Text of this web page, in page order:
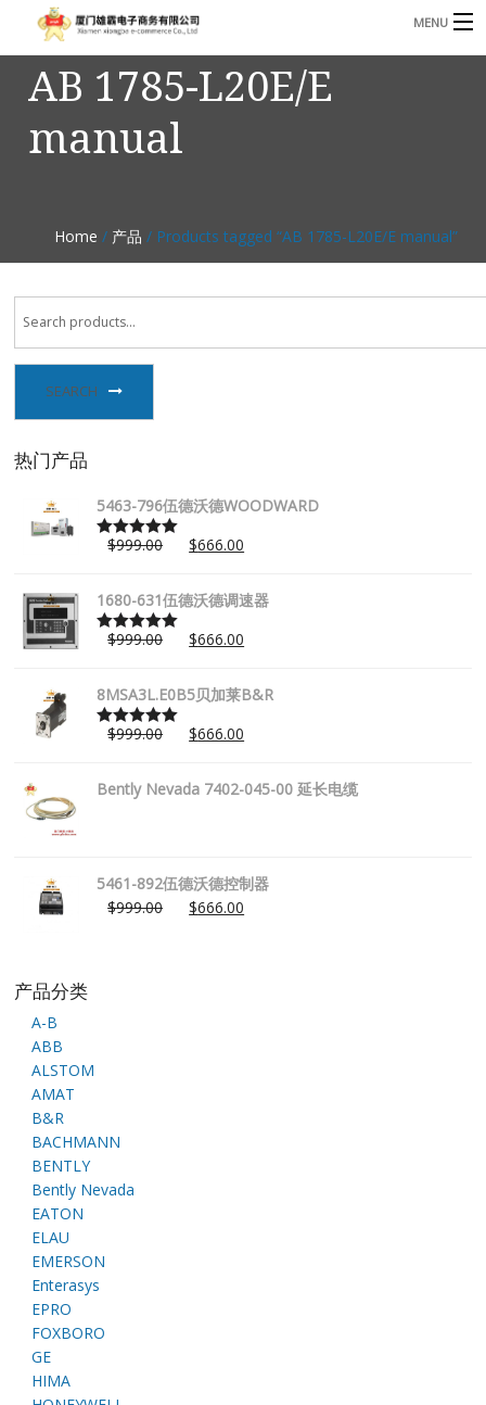
MENU
3221366881@qq.com Phone: +86 17750010683
首页
资讯
联系我们
AB 1785-L20E/E
manual
Home / 产品 / Products tagged “AB 1785-L20E/E manual”
SEARCH
热门产品
5463-796伍德沃德WOODWARD
Rated5.00
$999.00 $666.00
1680-631伍德沃德调速器
Rated5.00
$999.00 $666.00
8MSA3L.E0B5贝加莱B&R
Rated5.00
$999.00 $666.00
Bently Nevada 7402-045-00 延长电缆
5461-892伍德沃德控制器
$999.00 $666.00
产品分类
A-B
ABB
ALSTOM
AMAT
B&R
BACHMANN
BENTLY
Bently Nevada
EATON
ELAU
EMERSON
Enterasys
EPRO
FOXBORO
GE
HIMA